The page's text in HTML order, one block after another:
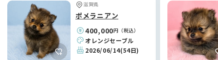
滋賀県
ポメラニアン
400,000円（税込）
オレンジセーブル
2026/06/14(54日)